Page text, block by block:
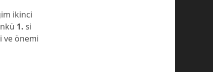
ikinci
1. si
ve önemi